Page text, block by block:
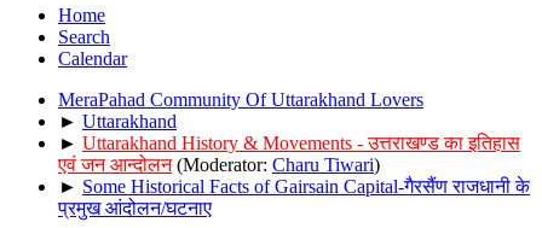
Home
Search
Calendar
MeraPahad Community Of Uttarakhand Lovers
► Uttarakhand
► Uttarakhand History & Movements - उत्तराखण्ड का इतिहास
एवं जन आन्दोलन (Moderator: Charu Tiwari)
► Some Historical Facts of Gairsain Capital-गैरसैंण राजधानी के
प्रमुख आंदोलन/घटनाए